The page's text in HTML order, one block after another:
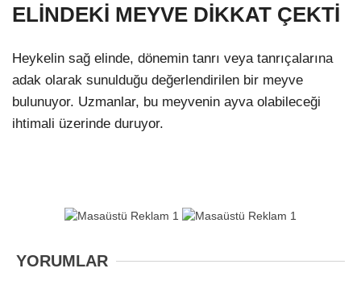
ELİNDEKİ MEYVE DİKKAT ÇEKTİ
Heykelin sağ elinde, dönemin tanrı veya tanrıçalarına
adak olarak sunulduğu değerlendirilen bir meyve
bulunuyor. Uzmanlar, bu meyvenin ayva olabileceği
ihtimali üzerinde duruyor.
YORUMLAR